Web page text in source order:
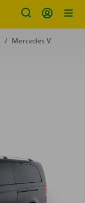
naar
Mercedes V